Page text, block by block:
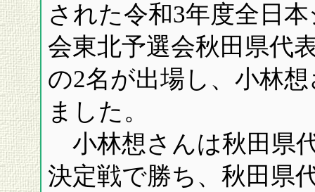
された令和3年度全日
会東北予選会秋田県代
の2名が出場し、小林
ました。
小林想さんは秋田県
決定戦で勝ち、秋田県